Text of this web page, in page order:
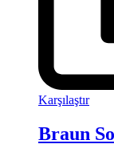
Karşılaştır
Braun